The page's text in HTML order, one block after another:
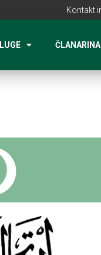
Kontakt
ČLANARINA